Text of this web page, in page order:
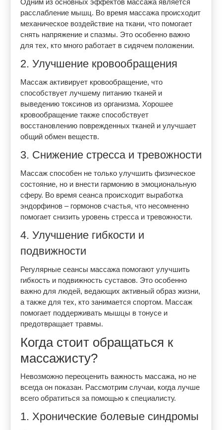
Одним из основных эффектов массажа является
расслабление мышц. Во время массажа происходит
механическое воздействие на ткани, что помогает
снять напряжение и спазмы. Это особенно важно
для тех, кто много работает в сидячем положении.
2. Улучшение кровообращения
Массаж активирует кровообращение, что
способствует лучшему питанию тканей и
выведению токсинов из организма. Хорошее
кровообращение также способствует
восстановлению поврежденных тканей и улучшает
общий обмен веществ.
3. Снижение стресса и тревожности
Массаж способен не только улучшить физическое
состояние, но и внести гармонию в эмоциональную
сферу. Во время сеанса происходит выработка
эндорфинов – гормонов счастья, что несомненно
помогает снизить уровень стресса и тревожности.
4. Улучшение гибкости и
подвижности
Регулярные сеансы массажа помогают улучшить
гибкость и подвижность суставов. Это особенно
важно для людей, ведающих активный образ жизни,
а также для тех, кто занимается спортом. Массаж
помогает поддерживать мышцы в тонусе и
предотвращает травмы.
Когда стоит обращаться к
массажисту?
Невозможно переоценить важность массажа, но не
всегда он показан. Рассмотрим случаи, когда лучше
всего обратиться за помощью к специалисту.
1. Хронические болевые синдромы